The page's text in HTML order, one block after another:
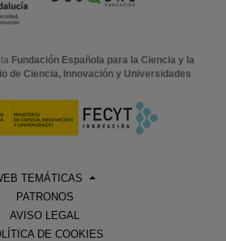
Fundación Española para la Ciencia y la
de Ciencia, Innovación y Universidades
TEMÁTICAS
PATRONOS
AVISO LEGAL
DE COOKIES